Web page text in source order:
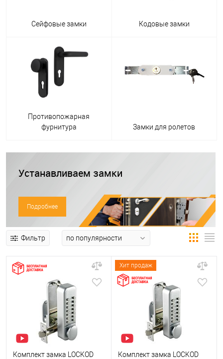
Сейфовые замки Кодовые замки
Противопожарная
фурнитура
Замки для ролетов
Устанавливаем замки
Подробнее
Фильтр
Комплект замка LOCKOD
Хит продаж
Комплект замка LOCKOD